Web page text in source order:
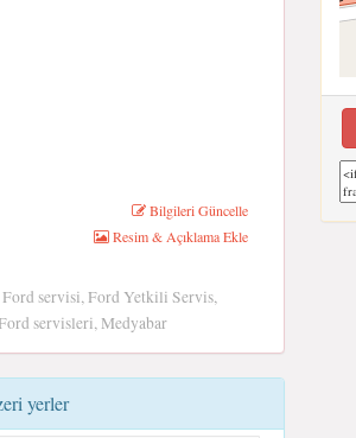
Bilgileri Güncelle
Resim & Açıklama Ekle
Ford servisi, Ford Yetkili Servis,
servisleri, Medyabar
yerler